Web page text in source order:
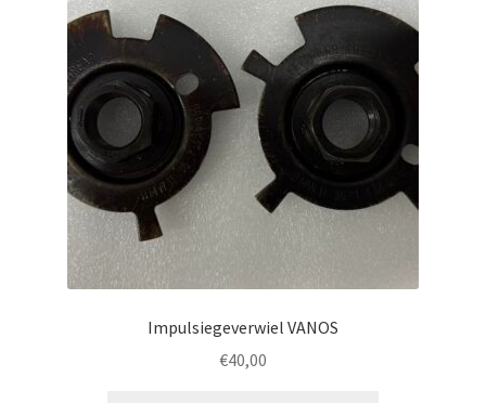
Impulsiegeverwiel VANOS
€40,00